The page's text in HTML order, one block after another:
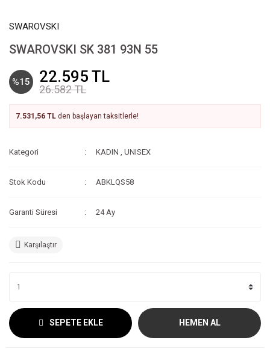
SWAROVSKI
SWAROVSKI SK 381 93N 55
%15 22.595 TL
26.582 TL
7.531,56 TL den başlayan taksitlerle!
Kategori KADIN ,UNISEX
Stok Kodu ABKLQS58
Garanti Süresi 24 Ay
Karşılaştır
SEPETE EKLE HEMEN AL